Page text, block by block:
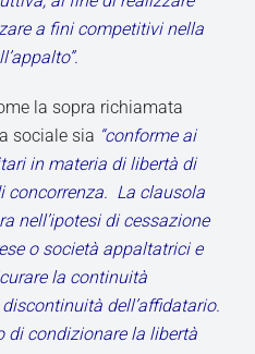
a fini competitivi nella
la sopra richiamata
sociale sia “conforme ai
in materia di libertà di
concorrenza. La clausola
nell’ipotesi di cessazione
o società appaltatrici e
la continuità
dell’affidatario.
di condizionare la libertà